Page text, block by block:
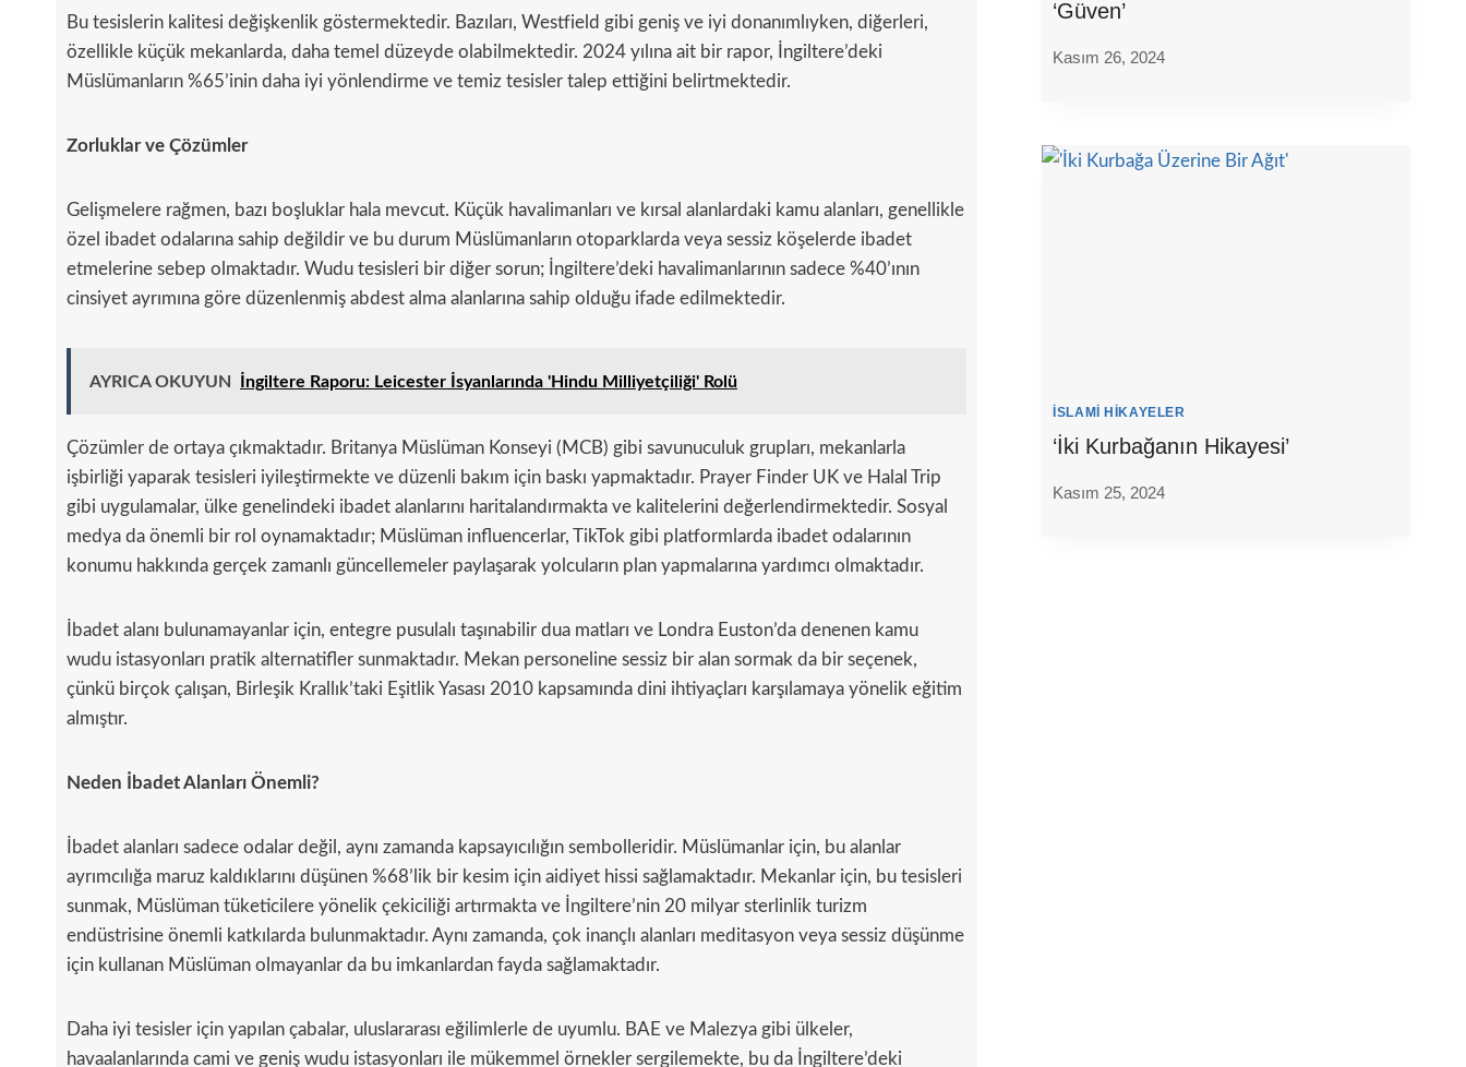
Bu tesislerin kalitesi değişkenlik göstermektedir. Bazıları, Westfield gibi geniş ve iyi donanımlıyken, diğerleri,
özellikle küçük mekanlarda, daha temel düzeyde olabilmektedir. 2024 yılına ait bir rapor, İngiltere’deki
Müslümanların %65’inin daha iyi yönlendirme ve temiz tesisler talep ettiğini belirtmektedir.
Zorluklar ve Çözümler
Gelişmelere rağmen, bazı boşluklar hala mevcut. Küçük havalimanları ve kırsal alanlardaki kamu alanları, genellikle
özel ibadet odalarına sahip değildir ve bu durum Müslümanların otoparklarda veya sessiz köşelerde ibadet
etmelerine sebep olmaktadır. Wudu tesisleri bir diğer sorun; İngiltere’deki havalimanlarının sadece %40’ının
cinsiyet ayrımına göre düzenlenmiş abdest alma alanlarına sahip olduğu ifade edilmektedir.
AYRICA OKUYUN İngiltere Raporu: Leicester İsyanlarında 'Hindu Milliyetçiliği' Rolü
Çözümler de ortaya çıkmaktadır. Britanya Müslüman Konseyi (MCB) gibi savunuculuk grupları, mekanlarla
işbirliği yaparak tesisleri iyileştirmekte ve düzenli bakım için baskı yapmaktadır. Prayer Finder UK ve Halal Trip
gibi uygulamalar, ülke genelindeki ibadet alanlarını haritalandırmakta ve kalitelerini değerlendirmektedir. Sosyal
medya da önemli bir rol oynamaktadır; Müslüman influencerlar, TikTok gibi platformlarda ibadet odalarının
konumu hakkında gerçek zamanlı güncellemeler paylaşarak yolcuların plan yapmalarına yardımcı olmaktadır.
İbadet alanı bulunamayanlar için, entegre pusulalı taşınabilir dua matları ve Londra Euston’da denenen kamu
wudu istasyonları pratik alternatifler sunmaktadır. Mekan personeline sessiz bir alan sormak da bir seçenek,
çünkü birçok çalışan, Birleşik Krallık’taki Eşitlik Yasası 2010 kapsamında dini ihtiyaçları karşılamaya yönelik eğitim
almıştır.
Neden İbadet Alanları Önemli?
İbadet alanları sadece odalar değil, aynı zamanda kapsayıcılığın sembolleridir. Müslümanlar için, bu alanlar
ayrımcılığa maruz kaldıklarını düşünen %68’lik bir kesim için aidiyet hissi sağlamaktadır. Mekanlar için, bu tesisleri
sunmak, Müslüman tüketicilere yönelik çekiciliği artırmakta ve İngiltere’nin 20 milyar sterlinlik turizm
endüstrisine önemli katkılarda bulunmaktadır. Aynı zamanda, çok inançlı alanları meditasyon veya sessiz düşünme
için kullanan Müslüman olmayanlar da bu imkanlardan fayda sağlamaktadır.
Daha iyi tesisler için yapılan çabalar, uluslararası eğilimlerle de uyumlu. BAE ve Malezya gibi ülkeler,
havaalanlarında cami ve geniş wudu istasyonları ile mükemmel örnekler sergilemekte, bu da İngiltere’deki
‘Güven’
Kasım 26, 2024
İSLAMI HIKAYELER
‘İki Kurbağanın Hikayesi’
Kasım 25, 2024